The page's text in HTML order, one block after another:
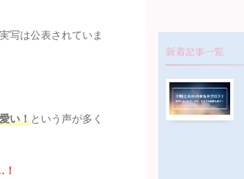
写は公表されていま
い！という声が多く
新着記事一覧